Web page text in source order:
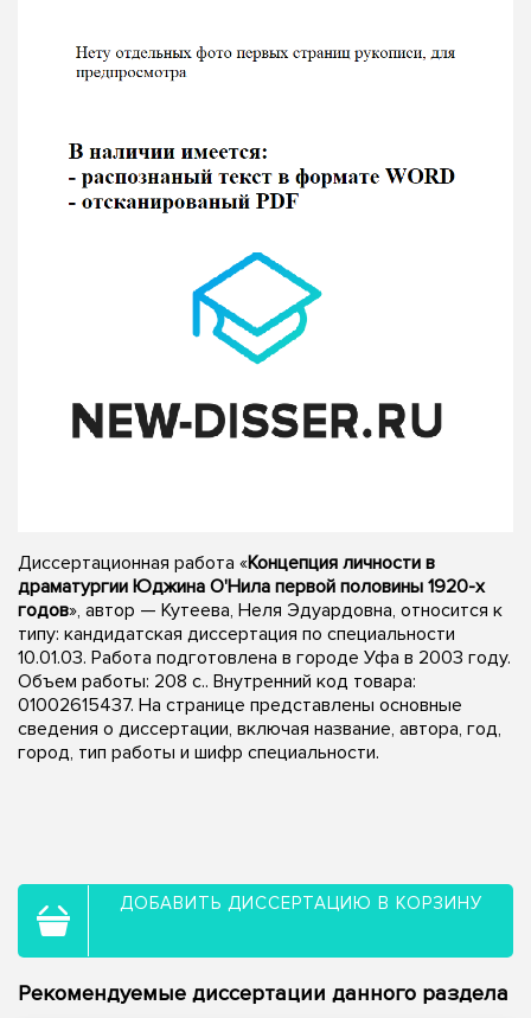
Диссертационная работа «Концепция личности в
драматургии Юджина О'Нила первой половины 1920-х
годов», автор — Кутеева, Неля Эдуардовна, относится к
типу: кандидатская диссертация по специальности
10.01.03. Работа подготовлена в городе Уфа в 2003 году.
Объем работы: 208 с.. Внутренний код товара:
01002615437. На странице представлены основные
сведения о диссертации, включая название, автора, год,
город, тип работы и шифр специальности.
ДОБАВИТЬ ДИССЕРТАЦИЮ В КОРЗИНУ
Рекомендуемые диссертации данного раздела